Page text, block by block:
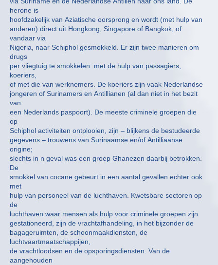
herone is
hoofdzakelijk van Aziatische oorsprong en wordt (met hulp van
anderen) direct uit Hongkong, Singapore of Bangkok, of
vandaar via
Nigeria, naar Schiphol gesmokkeld. Er zijn twee manieren om
drugs
per vliegtuig te smokkelen: met de hulp van passagiers,
koeriers,
of met die van werknemers. De koeriers zijn vaak Nederlandse
jongeren of Surinamers en Antillianen (al dan niet in het bezit
van
een Nederlands paspoort). De meeste criminele groepen die
op
Schiphol activiteiten ontplooien, zijn – blijkens de bestudeerde
gegevens – trouwens van Surinaamse en/of Antilliaanse
origine;
slechts in n geval was een groep Ghanezen daarbij betrokken.
De
smokkel van cocane gebeurt in een aantal gevallen echter ook
met
hulp van personeel van de luchthaven. Kwetsbare sectoren op
de
luchthaven waar mensen als hulp voor criminele groepen zijn
gestationeerd, zijn de vrachtafhandeling, in het bijzonder de
bagageruimten, de schoonmaakdiensten, de
luchtvaartmaatschappijen,
de vrachtloodsen en de opsporingsdiensten. Van de
aangehouden